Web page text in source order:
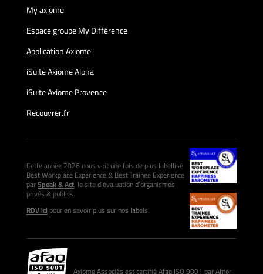
My axiome
Espace groupe My Différence
Application Axiome
iSuite Axiome Alpha
iSuite Axiome Provence
Recouvrer.fr
Cette année 2026 nous voit une fois de plus labellisé
Best Workplace Experience & Best Trainee Experience
parSpeak & Act, le site d’évaluation d’organismes
privés & publics.
RDV icipour en savoir plus sur nos labels.